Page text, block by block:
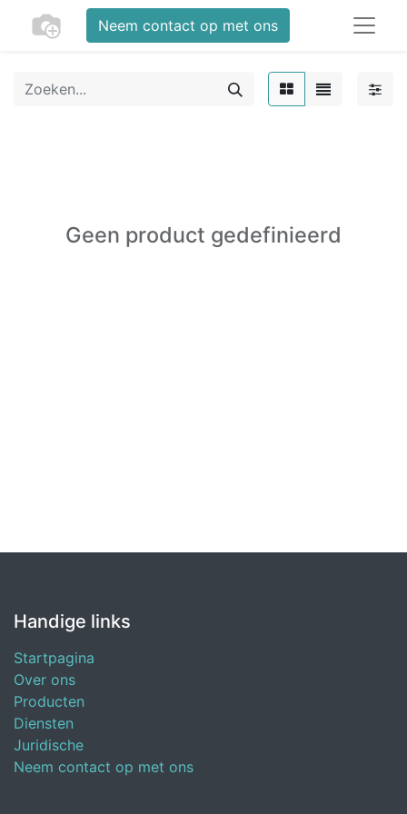
Neem contact op met ons
Geen product gedefinieerd
Handige links
Startpagina
Over ons
Producten
Diensten
Juridische
Neem contact op met ons